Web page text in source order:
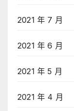
2021 年 7 月
2021 年 6 月
2021 年 5 月
2021 年 4 月